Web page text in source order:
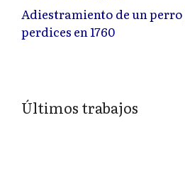
Adiestramiento de un perro
perdices en 1760
Últimos trabajos